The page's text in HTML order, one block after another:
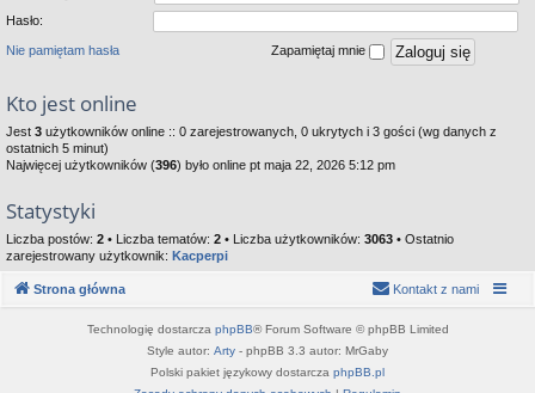
Hasło:
Nie pamiętam hasła Zapamiętaj mnie
Kto jest online
Jest 3 użytkowników online :: 0 zarejestrowanych, 0 ukrytych i 3 gości (wg danych z
ostatnich 5 minut)
Najwięcej użytkowników (396) było online pt maja 22, 2026 5:12 pm
Statystyki
Liczba postów: 2 • Liczba tematów: 2 • Liczba użytkowników: 3063 • Ostatnio
zarejestrowany użytkownik: Kacperpi
Strona główna Kontakt z nami
Technologię dostarcza phpBB® Forum Software © phpBB Limited
Style autor: Arty - phpBB 3.3 autor: MrGaby
Polski pakiet językowy dostarcza phpBB.pl